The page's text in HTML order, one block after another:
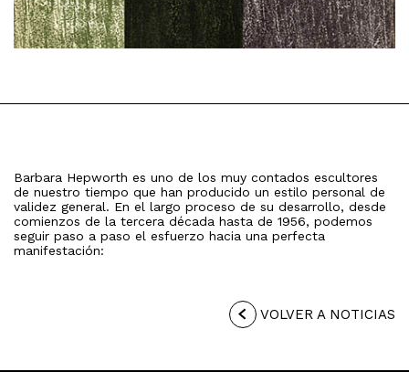
Barbara Hepworth es uno de los muy contados escultores
de nuestro tiempo que han producido un estilo personal de
validez general. En el largo proceso de su desarrollo, desde
comienzos de la tercera década hasta de 1956, podemos
seguir paso a paso el esfuerzo hacia una perfecta
manifestación:
VOLVER A NOTICIAS